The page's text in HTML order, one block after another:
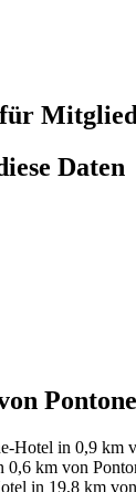
Daten
Hotel in 0,9 km
km von
in 19,8 km